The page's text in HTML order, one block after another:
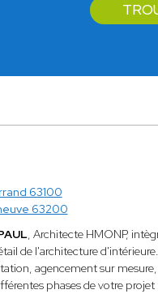
63100
63200
, Architecte HMONP,
de l'architecture
agencement sur
phases de votre